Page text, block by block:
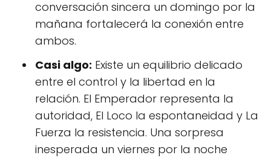
conversación sincera un domingo por la
mañana fortalecerá la conexión entre
ambos.
Casi algo: Existe un equilibrio delicado
entre el control y la libertad en la
relación. El Emperador representa la
autoridad, El Loco la espontaneidad y La
Fuerza la resistencia. Una sorpresa
inesperada un viernes por la noche